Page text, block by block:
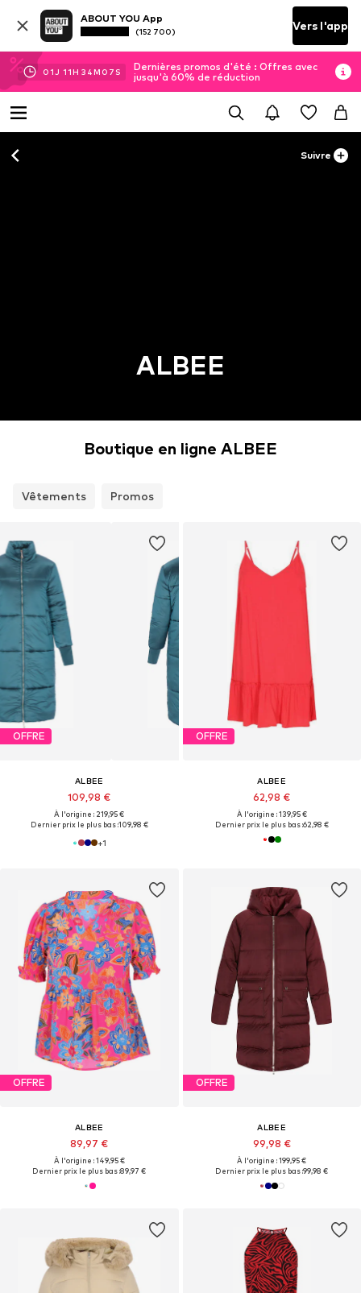
ABOUT YOU App
(152 700) Vers l'app
01J 11H 34M 06 S
Dernières promos d'été : Offres avec
jusqu'à 60% de réduction
Suivre
ALBEE
Boutique en ligne ALBEE
Vêtements Promos
OFFRE
ALBEE
109,98 €
À l'origine : 219,95 €
Dernier prix le plus bas :109,98 €
+1
OFFRE
ALBEE
62,98 €
À l'origine : 139,95 €
Dernier prix le plus bas :62,98 €
OFFRE
ALBEE
89,97 €
À l'origine : 149,95 €
Dernier prix le plus bas :89,97 €
OFFRE
ALBEE
99,98 €
À l'origine : 199,95 €
Dernier prix le plus bas :99,98 €